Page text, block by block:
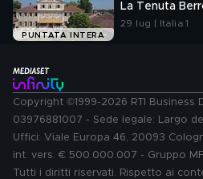
PUNTATA INTERA
La Tenuta
29 lug | Italia 1
Copyright ©1999-2026 RTI Business
03976881007 - Sede legale: Largo
Uffici: Viale Europa 46, 20093
int. vers. € 500.000.007 - Gruppo
Tutti i diritti riservati. Rispetto ai